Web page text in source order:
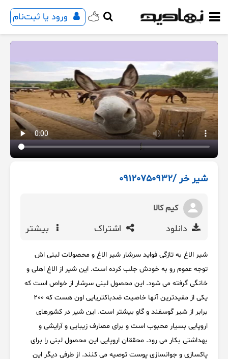
ورود یا ثبت‌نام
شیر خر /09120750932
کیم کالا
دانلود اشتراک بیشتر
شیر الاغ به تازگی فواید سرشار شیر الاغ و محصولات لبنی اش
توجه عموم رو به خودش جلب کرده است. این شیر از الاغ اهلی و
خانگی گرفته می شود. این محصول لبنی سرشار از خواص است که
یکی از مفیدترین آنها خاصیت ضدباکتریایی اون هست که 200
برابر از شیر گوسفند و گاو بیشتر است. این شیر در کشورهای
اروپایی بسیار محبوب است و برای مصارف زیبایی و آرایشی و
بهداشتی بکار می رود. محققان اروپایی این محصول لبنی را برای
پاکسازی و جوانسازی پوست توصیه می کنند. از طرفی دیگر این